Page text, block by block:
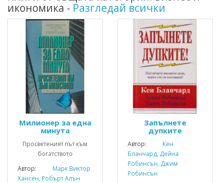
икономика - Разгледай всички
Милионер за една
минута
Просветеният път към
богатството
Автор:
Марк Виктор
Хансен, Робърт Алън
Запълнете
дупките
Автор:
Кен
Бланчард, Дейна
Робинсън, Джим
Робинсън